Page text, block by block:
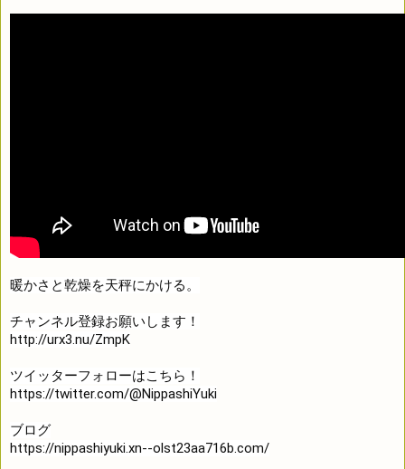
暖かさと乾燥を天秤にかける。
http://urx3.nu/ZmpK
https://twitter.com/@NippashiYuki
https://nippashiyuki.xn--olst23aa716b.com/